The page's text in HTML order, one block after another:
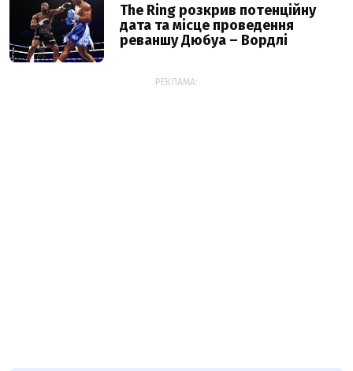
The Ring розкрив потенційну
дата та місце проведення
реваншу Дюбуа – Вордлі
РЕКЛАМА: